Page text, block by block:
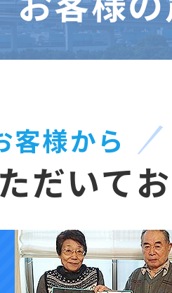
客様から
だいて